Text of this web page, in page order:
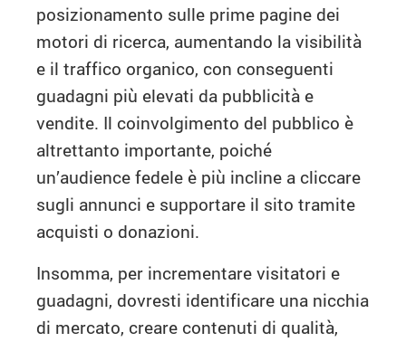
posizionamento sulle prime pagine dei
motori di ricerca, aumentando la visibilità
e il traffico organico, con conseguenti
guadagni più elevati da pubblicità e
vendite. Il coinvolgimento del pubblico è
altrettanto importante, poiché
un’audience fedele è più incline a cliccare
sugli annunci e supportare il sito tramite
acquisti o donazioni.
Insomma, per incrementare visitatori e
guadagni, dovresti identificare una nicchia
di mercato, creare contenuti di qualità,